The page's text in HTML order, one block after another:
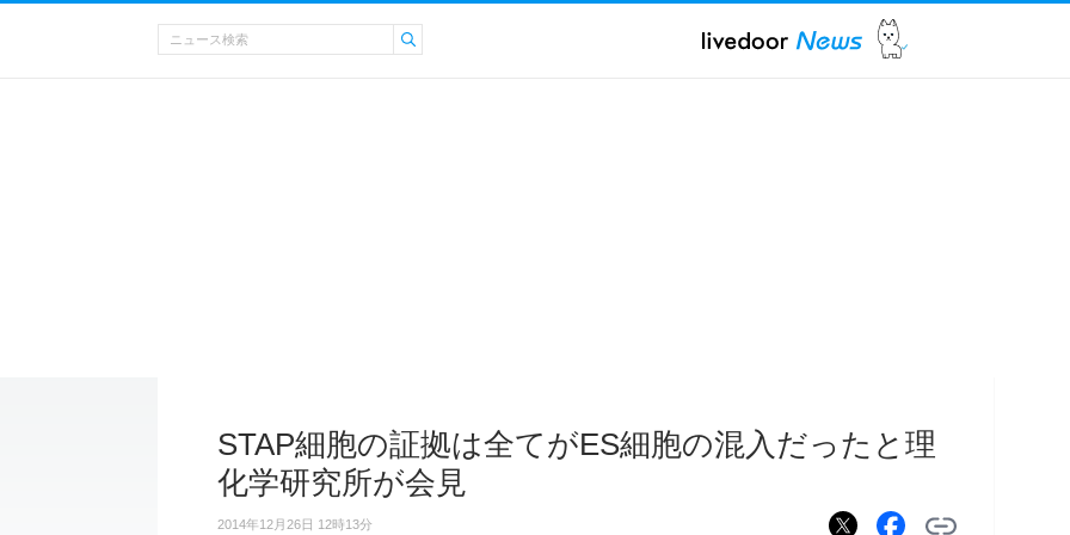
STAP細胞の証拠は全てがES細胞の混入だったと理
化学研究所が会見
2014年12月26日 12時13分